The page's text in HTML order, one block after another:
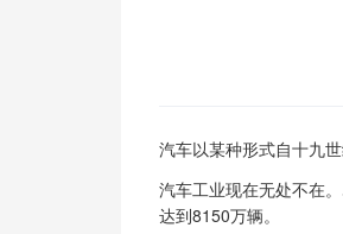
汽车以某种形式自十九
汽车工业现在无处不在
达到8150万辆。